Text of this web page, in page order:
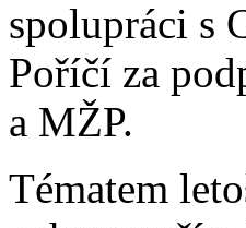
spolupráci s
Poříčí za
a MŽP.
Tématem